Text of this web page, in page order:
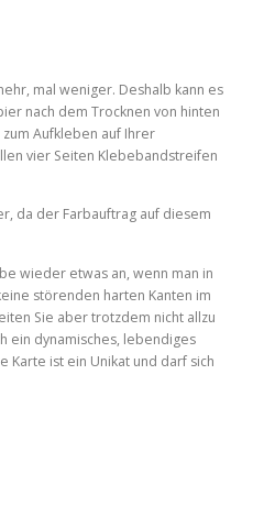
mal weniger. Deshalb kann es
nach dem Trocknen von hinten
Aufkleben auf Ihrer
vier Seiten Klebebandstreifen
da der Farbauftrag auf diesem
wieder etwas an, wenn man in
störenden harten Kanten im
Sie aber trotzdem nicht allzu
ein dynamisches, lebendiges
Karte ist ein Unikat und darf sich